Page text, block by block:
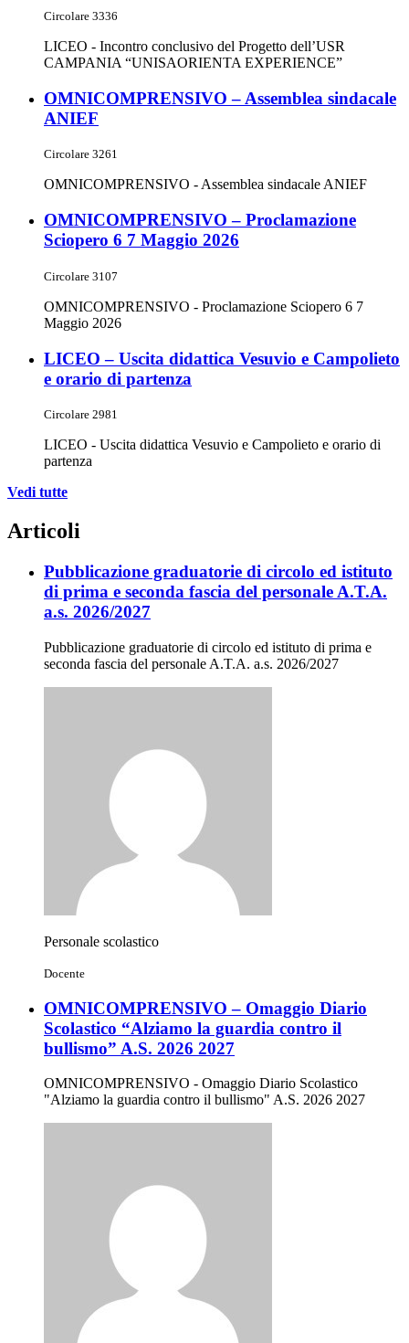
Circolare 3336
LICEO - Incontro conclusivo del Progetto dell’USR
CAMPANIA “UNISAORIENTA EXPERIENCE”
OMNICOMPRENSIVO – Assemblea sindacale
ANIEF
Circolare 3261
OMNICOMPRENSIVO - Assemblea sindacale ANIEF
OMNICOMPRENSIVO – Proclamazione
Sciopero 6 7 Maggio 2026
Circolare 3107
OMNICOMPRENSIVO - Proclamazione Sciopero 6 7
Maggio 2026
LICEO – Uscita didattica Vesuvio e Campolieto
e orario di partenza
Circolare 2981
LICEO - Uscita didattica Vesuvio e Campolieto e orario di
partenza
Vedi tutte
Articoli
Pubblicazione graduatorie di circolo ed istituto
di prima e seconda fascia del personale A.T.A.
a.s. 2026/2027
Pubblicazione graduatorie di circolo ed istituto di prima e
seconda fascia del personale A.T.A. a.s. 2026/2027
Personale scolastico
Docente
OMNICOMPRENSIVO – Omaggio Diario
Scolastico “Alziamo la guardia contro il
bullismo” A.S. 2026 2027
OMNICOMPRENSIVO - Omaggio Diario Scolastico
"Alziamo la guardia contro il bullismo" A.S. 2026 2027